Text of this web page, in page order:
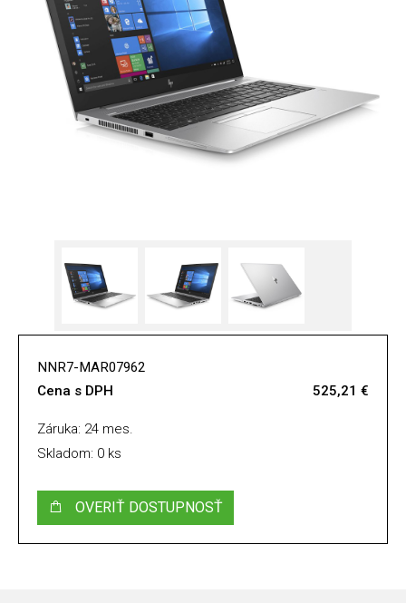
NNR7-MAR07962
Cena s DPH
525,21 €
Záruka: 24 mes.
Skladom: 0 ks
OVERIŤ DOSTUPNOSŤ